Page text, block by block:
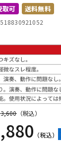
器
取可 送料無料
（税込）
（税込）